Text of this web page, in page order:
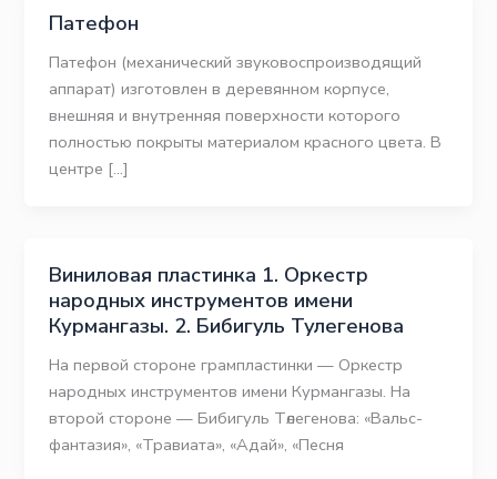
Патефон
Патефон (механический звуковоспроизводящий
аппарат) изготовлен в деревянном корпусе,
внешняя и внутренняя поверхности которого
полностью покрыты материалом красного цвета. В
центре […]
Виниловая пластинка 1. Оркестр
народных инструментов имени
Курмангазы. 2. Бибигуль Тулегенова
На первой стороне грампластинки — Оркестр
народных инструментов имени Курмангазы. На
второй стороне — Бибигуль Төлегенова: «Вальс-
фантазия», «Травиата», «Адай», «Песня